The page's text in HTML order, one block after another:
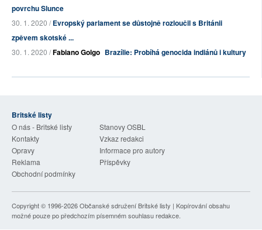
povrchu Slunce
30. 1. 2020 /Evropský parlament se důstojně rozloučil s Británii
zpěvem skotské ...
30. 1. 2020 /Fabiano Golgo Brazílie: Probíhá genocida indiánů i kultury
Britské listy
O nás - Britské listy
Stanovy OSBL
Kontakty
Vzkaz redakci
Opravy
Informace pro autory
Reklama
Příspěvky
Obchodní podmínky
Copyright © 1996-2026Občanské sdružení Britské listy | Kopírování obsahu
možné pouze po předchozím písemném souhlasu redakce.